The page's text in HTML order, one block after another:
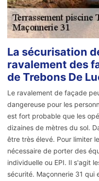
La sécurisation
ravalement des
de Trebons De
Le ravalement de façade
dangereuse pour les
est fort probable que les
dizaines de mètres du sol.
être très élevé. Pour limiter
nécessaire de porter des
individuelle ou EPI. Il s'agit
sécurité. Maçonnerie 31 qui